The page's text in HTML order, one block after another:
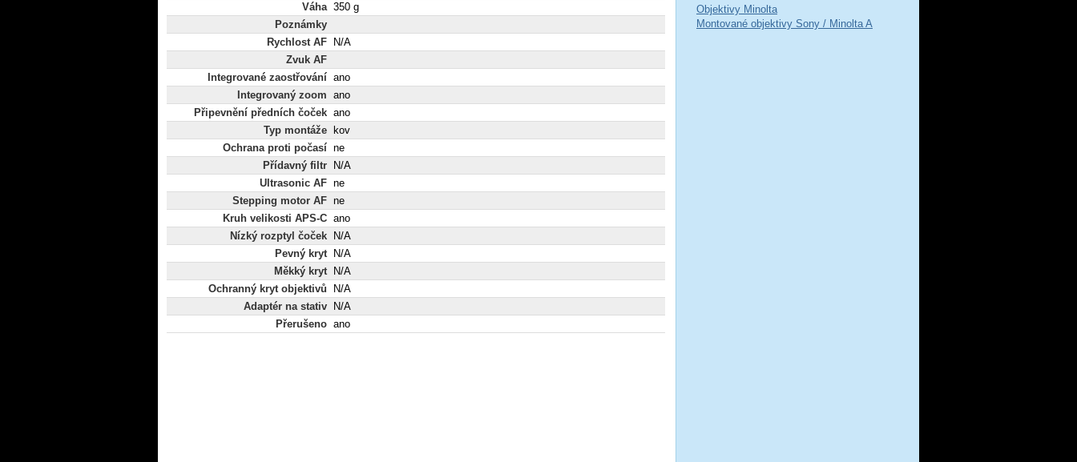
Váha 350 g
Poznámky
Rychlost AF
N/A
Zvuk AF
Integrované zaostřování ano
Integrovaný zoom ano
Připevnění předních čoček ano
Typ montáže
kov
Ochrana proti počasí ne
Přídavný filtr
N/A
Ultrasonic AF ne
Stepping motor AF ne
Kruh velikosti APS-C ano
Nízký rozptyl čoček
N/A
Pevný kryt
N/A
Měkký kryt
N/A
Ochranný kryt objektivů
N/A
Adaptér na stativ
N/A
Přerušeno ano
Objektivy Minolta
Montované objektivy Sony / Minolta A